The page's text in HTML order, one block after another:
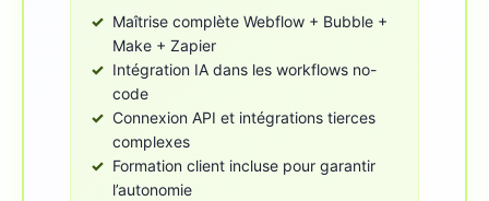
Maîtrise complète Webflow + Bubble +
Make + Zapier
Intégration IA dans les workflows no-
code
Connexion API et intégrations tierces
complexes
Formation client incluse pour garantir
l’autonomie